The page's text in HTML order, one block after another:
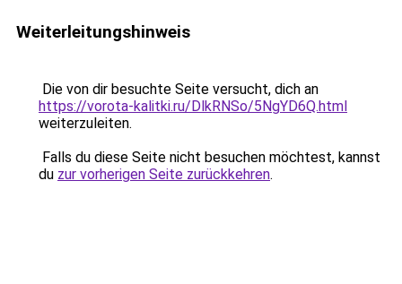
Weiterleitungshinweis
Die von dir besuchte Seite versucht, dich an
https://vorota-kalitki.ru/DlkRNSo/5NgYD6Q.html
weiterzuleiten.
Falls du diese Seite nicht besuchen möchtest, kannst
du zur vorherigen Seite zurückkehren.